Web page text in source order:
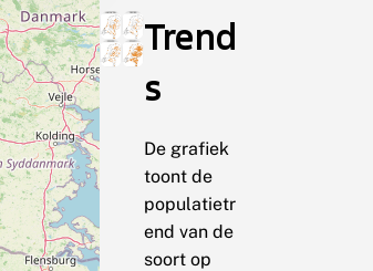
Trend
s
De grafiek
toont de
populatietr
end van de
soort op